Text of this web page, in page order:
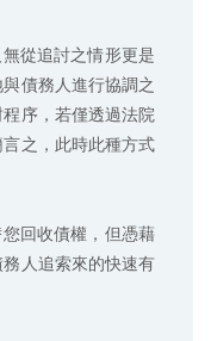
債務人進行協調之
序，若僅透過法院
之，此時此種方式
人追索來的快速有